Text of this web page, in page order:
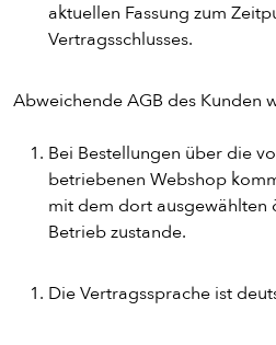
aktuellen Fassung zum
Vertragsschlusses.
Abweichende AGB des Kunden
Bei Bestellungen über die
betriebenen Webshop
mit dem dort ausgewählten
Betrieb zustande.
Die Vertragssprache ist